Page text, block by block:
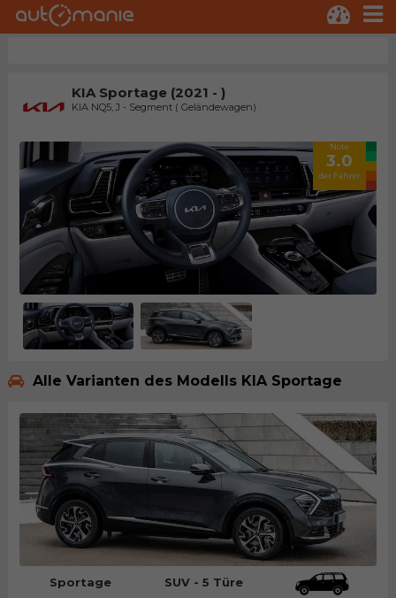
KIA Sportage (2021 - )
KIA NQ5, J - Segment ( Geländewagen)
Note
3.0
der Fahrer
Alle Varianten des Modells KIA Sportage
Sportage SUV - 5 Türe